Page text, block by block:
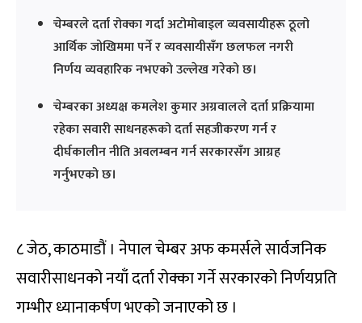
चेम्बरले दर्ता रोक्का गर्दा अटोमोबाइल व्यवसायीहरू ठूलो
आर्थिक जोखिममा पर्ने र व्यवसायीसँग छलफल नगरी
निर्णय व्यवहारिक नभएको उल्लेख गरेको छ।
चेम्बरका अध्यक्ष कमलेश कुमार अग्रवालले दर्ता प्रक्रियामा
रहेका सवारी साधनहरूको दर्ता सहजीकरण गर्न र
दीर्घकालीन नीति अवलम्बन गर्न सरकारसँग आग्रह
गर्नुभएको छ।
८ जेठ, काठमाडौं । नेपाल चेम्बर अफ कमर्सले सार्वजनिक
सवारीसाधनको नयाँ दर्ता रोक्का गर्ने सरकारको निर्णयप्रति
गम्भीर ध्यानाकर्षण भएको जनाएको छ ।